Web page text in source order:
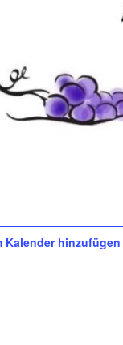
Kalender hinzufügen